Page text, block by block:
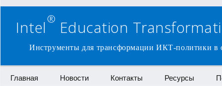
Intel® Education
Инструменты для трансформации ИКТ-политики в
Главная Новости Контакты Ресурсы